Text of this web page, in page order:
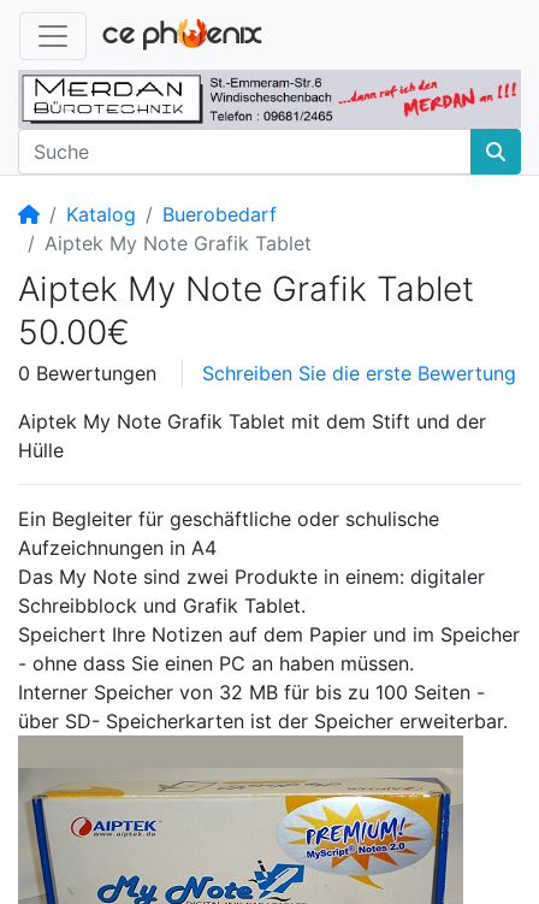
Startseite
Katalog
Buerobedarf
Aiptek My Note Grafik Tablet
Aiptek My Note Grafik Tablet
50.00€
0 Bewertungen
Schreiben Sie die erste Bewertung
Aiptek My Note Grafik Tablet mit dem Stift und der
Hülle
Ein Begleiter für geschäftliche oder schulische
Aufzeichnungen in A4
Das My Note sind zwei Produkte in einem: digitaler
Schreibblock und Grafik Tablet.
Speichert Ihre Notizen auf dem Papier und im Speicher
- ohne dass Sie einen PC an haben müssen.
Interner Speicher von 32 MB für bis zu 100 Seiten -
über SD- Speicherkarten ist der Speicher erweiterbar.